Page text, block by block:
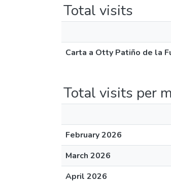
Total visits
Carta a Otty Patiño de la
Total visits per
February 2026
March 2026
April 2026